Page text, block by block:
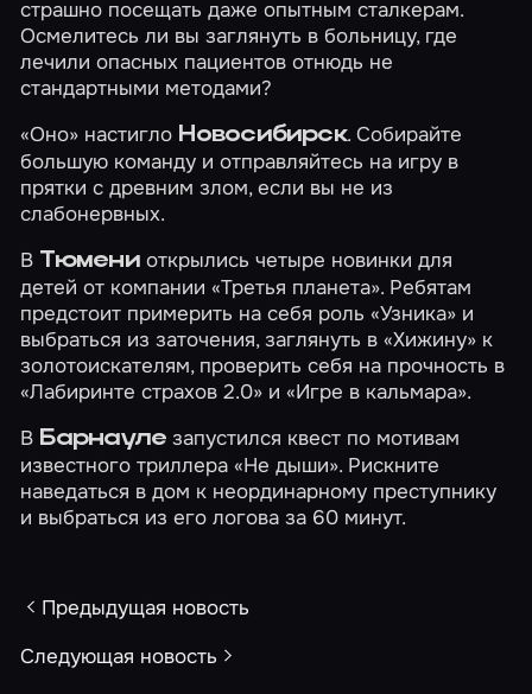
страшно посещать даже опытным сталкерам.
Осмелитесь ли вы заглянуть в больницу, где
лечили опасных пациентов отнюдь не
стандартными методами?
«Оно» настигло Новосибирск. Собирайте
большую команду и отправляйтесь на игру в
прятки с древним злом, если вы не из
слабонервных.
В Тюмениоткрылись четыре новинки для
детей от компании «Третья планета». Ребятам
предстоит примерить на себя роль«Узника» и
выбраться из заточения, заглянуть в«Хижину» к
золотоискателям, проверить себя на прочность в
«Лабиринте страхов 2.0» и«Игре в кальмара».
В Барнауле запустился квест по мотивам
известного триллера«Не дыши». Рискните
наведаться в дом к неординарному преступнику
и выбраться из его логова за 60 минут.
Предыдущая новость
Следующая новость